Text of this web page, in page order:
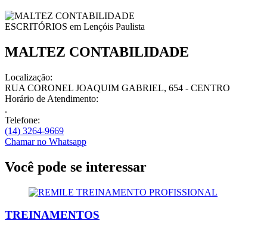
ESCRITÓRIOS em Lençóis Paulista
MALTEZ CONTABILIDADE
Localização:
RUA CORONEL JOAQUIM GABRIEL, 654 - CENTRO
Horário de Atendimento:
.
Telefone:
(14) 3264-9669
Chamar no Whatsapp
Você pode se interessar
TREINAMENTOS